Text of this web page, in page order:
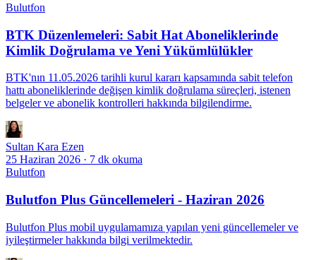
Bulutfon
BTK Düzenlemeleri: Sabit Hat Aboneliklerinde
Kimlik Doğrulama ve Yeni Yükümlülükler
BTK'nın 11.05.2026 tarihli kurul kararı kapsamında sabit telefon
hattı aboneliklerinde değişen kimlik doğrulama süreçleri, istenen
belgeler ve abonelik kontrolleri hakkında bilgilendirme.
Sultan Kara Ezen
25 Haziran 2026 · 7 dk okuma
Bulutfon
Bulutfon Plus Güncellemeleri - Haziran 2026
Bulutfon Plus mobil uygulamamıza yapılan yeni güncellemeler ve
iyileştirmeler hakkında bilgi verilmektedir.